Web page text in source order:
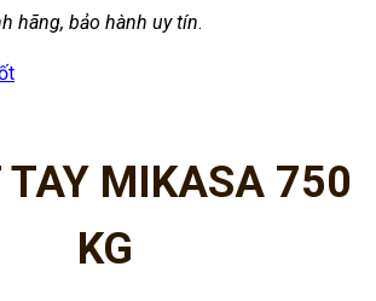
hãng, bảo hành uy tín.
TAY MIKASA 750
KG